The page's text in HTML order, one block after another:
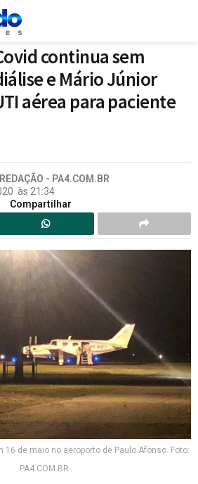
continua sem
e Mário Júnior
aérea para paciente
REDAÇÃO - PA4.COM.BR
às 21:34
Compartilhar
16 de maio no aeroporto de Paulo Afonso. Foto:
PA4.COM.BR